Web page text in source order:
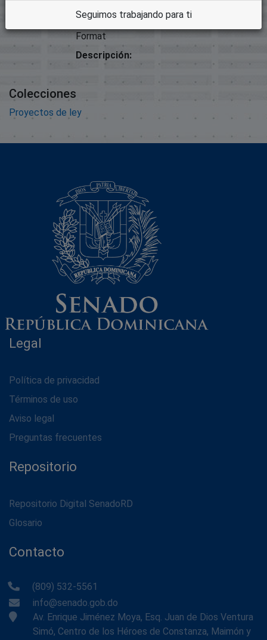
Adobe Portable Document
Format
Descripción:
Colecciones
Proyectos de ley
Legal
Política de privacidad
Términos de uso
Aviso legal
Preguntas frecuentes
Repositorio
Repositorio Digital SenadoRD
Glosario
Contacto
(809) 532-5561
info@senado.gob.do
Av. Enrique Jiménez Moya, Esq. Juan de Dios Ventura
Simó, Centro de los Héroes de Constanza, Maimón y
Seguimos trabajando para ti